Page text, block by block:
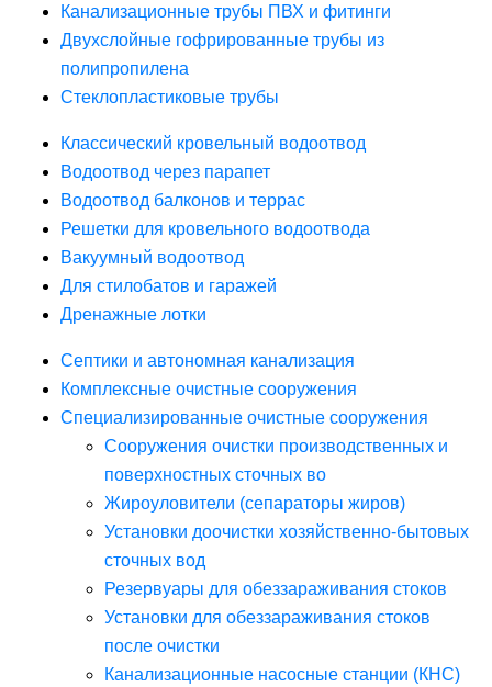
Канализационные трубы ПВХ и фитинги
Двухслойные гофрированные трубы из
полипропилена
Стеклопластиковые трубы
Классический кровельный водоотвод
Водоотвод через парапет
Водоотвод балконов и террас
Решетки для кровельного водоотвода
Вакуумный водоотвод
Для стилобатов и гаражей
Дренажные лотки
Септики и автономная канализация
Комплексные очистные сооружения
Специализированные очистные сооружения
Сооружения очистки производственных и
поверхностных сточных во
Жироуловители (сепараторы жиров)
Установки доочистки хозяйственно-бытовых
сточных вод
Резервуары для обеззараживания стоков
Установки для обеззараживания стоков
после очистки
Канализационные насосные станции (КНС)